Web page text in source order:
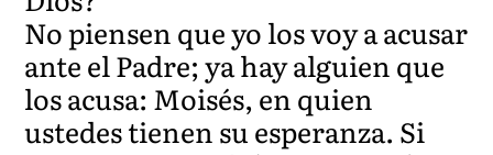
No piensen que yo los voy a acusar
ante el Padre; ya hay alguien que
los acusa: Moisés, en quien
ustedes tienen su esperanza. Si